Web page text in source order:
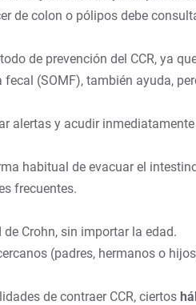
de colon o pólipos debe
de prevención del CCR, ya
(SOMF), también ayuda,
alertas y acudir
habitual de evacuar el
frecuentes.
Crohn, sin importar la edad.
(padres, hermanos o
de contraer CCR, ciertos